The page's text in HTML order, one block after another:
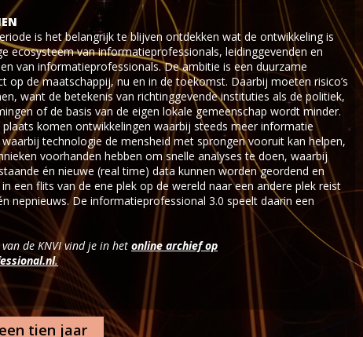
is het belangrijk te blijven ontdekken wat de ontwikkeling is
ecosysteem van informatieprofessionals, leidinggevenden en
van informatieprofessionals. De ambitie is een duurzame
op de maatschappij, nu en in de toekomst. Daarbij moeten risico’s
want de betekenis van richtinggevende instituties als de politiek,
of de basis van de eigen lokale gemeenschap wordt minder.
komen ontwikkelingen waarbij steeds meer informatie
technologie de mensheid met sprongen vooruit kan helpen,
voorhanden hebben om snelle analyses te doen, waarbij
én nieuwe (real time) data kunnen worden geordend en
een flits van de ene plek op de wereld naar een andere plek reist
nepnieuws. De informatieprofessional 3.0 speelt daarin een
de KNVI vind je in het online archief op
.
tien jaar